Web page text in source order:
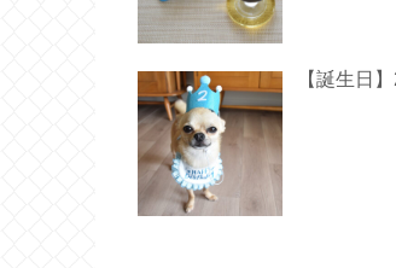
【誕生日